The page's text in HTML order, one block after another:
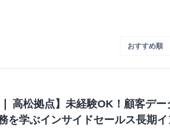
❘ 高松拠点】未経験OK！顧客デー
を学ぶインサイドセールス長期イ